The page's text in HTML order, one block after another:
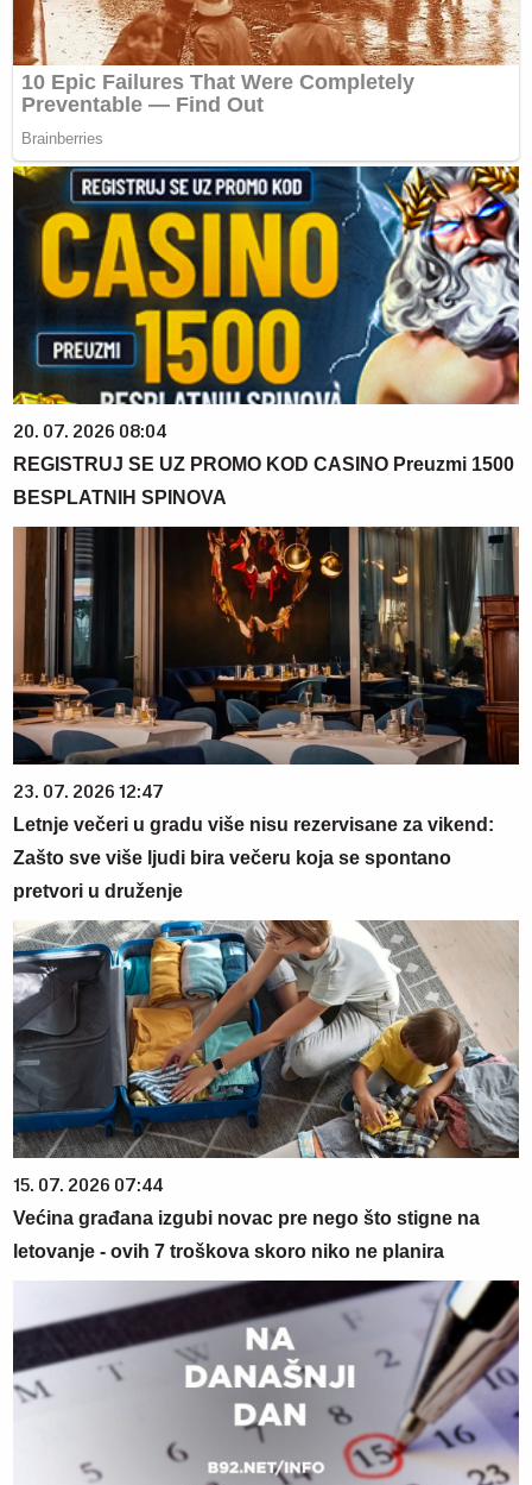
20. 07. 2026 08:04
REGISTRUJ SE UZ PROMO KOD CASINO Preuzmi 1500
BESPLATNIH SPINOVA
23. 07. 2026 12:47
Letnje večeri u gradu više nisu rezervisane za vikend:
Zašto sve više ljudi bira večeru koja se spontano
pretvori u druženje
15. 07. 2026 07:44
Većina građana izgubi novac pre nego što stigne na
letovanje - ovih 7 troškova skoro niko ne planira